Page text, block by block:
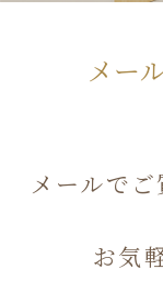
メー
メールで
お気